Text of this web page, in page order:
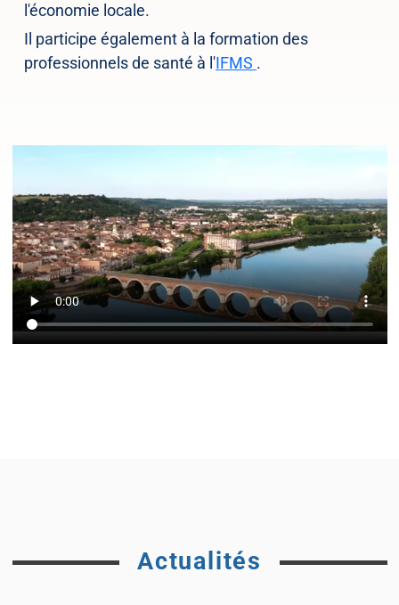
l'économie locale.
Il participe également à la formation des
professionnels de santé à l'IFMS .
Actualités